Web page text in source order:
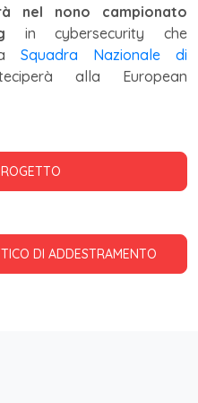
nel nono campionato
in cybersecurity che
Squadra Nazionale di
alla European
DI ADDESTRAMENTO